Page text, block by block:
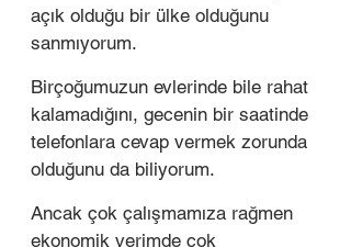
açık olduğu bir ülke olduğunu
sanmıyorum.
Birçoğumuzun evlerinde bile rahat
kalamadığını, gecenin bir saatinde
telefonlara cevap vermek zorunda
olduğunu da biliyorum.
Ancak çok çalışmamıza rağmen
ekonomik verimde çok